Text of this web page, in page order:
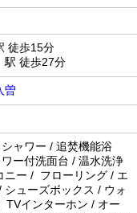
徒歩15分
駅 徒歩27分
曽
ャワー / 追焚機能浴
ー付洗面台 / 温水洗浄
ー / フローリング / エ
ューズボックス / ウォ
TVインターホン / オー